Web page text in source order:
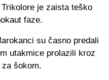
je zaista teško
faze.
su časno predali
utakmice prolazili kroz
šokom.